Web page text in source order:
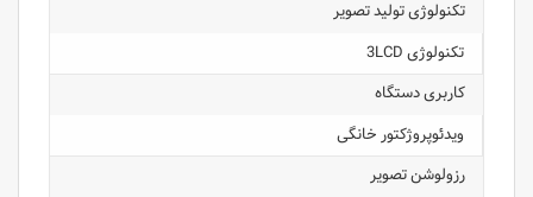
تکنولوژی تولید تصویر
تکنولوژی 3LCD
کاربری دستگاه
ویدئوپروژکتور خانگی
رزولوشن تصویر